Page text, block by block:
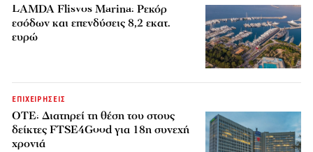
LAMDA Flisvos Marina: Ρεκόρ
εσόδων και επενδύσεις 8,2 εκατ.
ευρώ
ΕΠΙΧΕΙΡΗΣΕΙΣ
ΟΤΕ: Διατηρεί τη θέση του στους
δείκτες FTSE4Good για 18η συνεχή
χρονιά